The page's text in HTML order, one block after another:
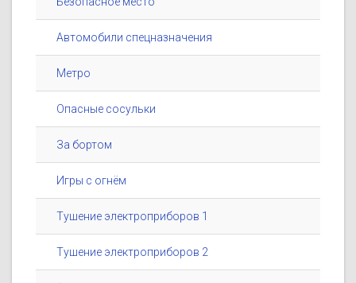
Автомобили спецназначения
Метро
Опасные сосульки
За бортом
Игры с огнём
Тушение электроприборов 1
Тушение электроприборов 2